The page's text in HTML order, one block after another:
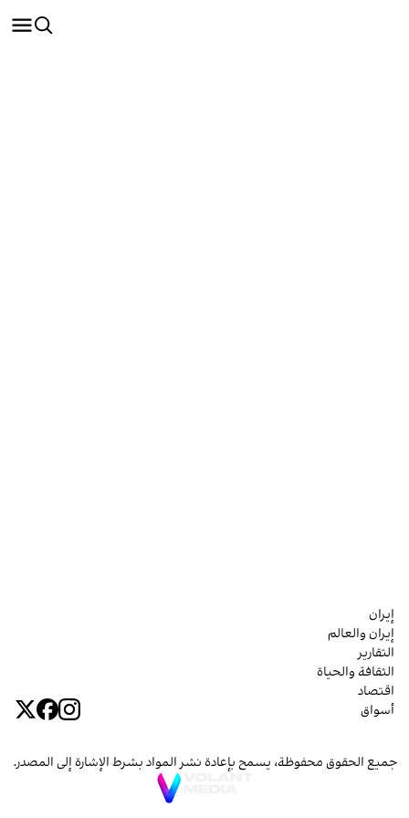
إيران
إيران والعالم
التقارير
الثقافة والحياة
اقتصاد
أسواق
جميع الحقوق محفوظة، يسمح بإعادة نشر المواد بشرط الإشارة إلى المصدر.